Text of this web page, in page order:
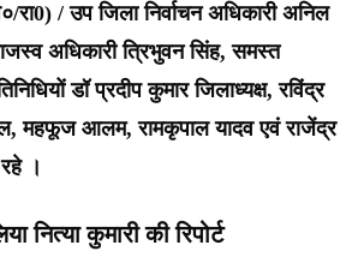
रा0) / उप जिला निर्वाचन अधिकारी अनिल
अधिकारी त्रिभुवन सिंह, समस्त
डॉ प्रदीप कुमार जिलाध्यक्ष, रविंद्र
महफूज आलम, रामकृपाल यादव एवं राजेंद्र
।
नित्या कुमारी की रिपोर्ट